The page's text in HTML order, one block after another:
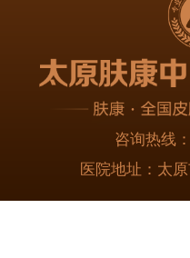
咨询热线：
医院地址： 太